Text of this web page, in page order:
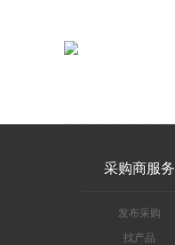
采购商服务
发布采购
找产品